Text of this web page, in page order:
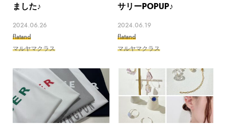
ました♪
2024.06.26
flatand
マルヤマクラス
サリーPOPUP♪
2024.06.19
flatand
マルヤマクラス